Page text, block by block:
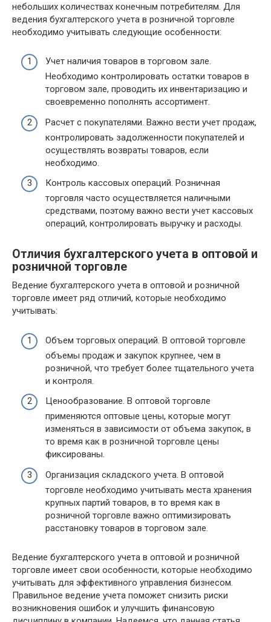
небольших количествах конечным потребителям. Для
ведения бухгалтерского учета в розничной торговле
необходимо учитывать следующие особенности:
Учет наличия товаров в торговом зале.
Необходимо контролировать остатки товаров в
торговом зале, проводить их инвентаризацию и
своевременно пополнять ассортимент.
Расчет с покупателями. Важно вести учет продаж,
контролировать задолженности покупателей и
осуществлять возвраты товаров, если
необходимо.
Контроль кассовых операций. Розничная
торговля часто осуществляется наличными
средствами, поэтому важно вести учет кассовых
операций, контролировать выручку и расходы.
Отличия бухгалтерского учета в оптовой и
розничной торговле
Ведение бухгалтерского учета в оптовой и розничной
торговле имеет ряд отличий, которые необходимо
учитывать:
Объем торговых операций. В оптовой торговле
объемы продаж и закупок крупнее, чем в
розничной, что требует более тщательного учета
и контроля.
Ценообразование. В оптовой торговле
применяются оптовые цены, которые могут
изменяться в зависимости от объема закупок, в
то время как в розничной торговле цены
фиксированы.
Организация складского учета. В оптовой
торговле необходимо учитывать места хранения
крупных партий товаров, в то время как в
розничной торговле важно оптимизировать
расстановку товаров в торговом зале.
Ведение бухгалтерского учета в оптовой и розничной
торговле имеет свои особенности, которые необходимо
учитывать для эффективного управления бизнесом.
Правильное ведение учета поможет снизить риски
возникновения ошибок и улучшить финансовую